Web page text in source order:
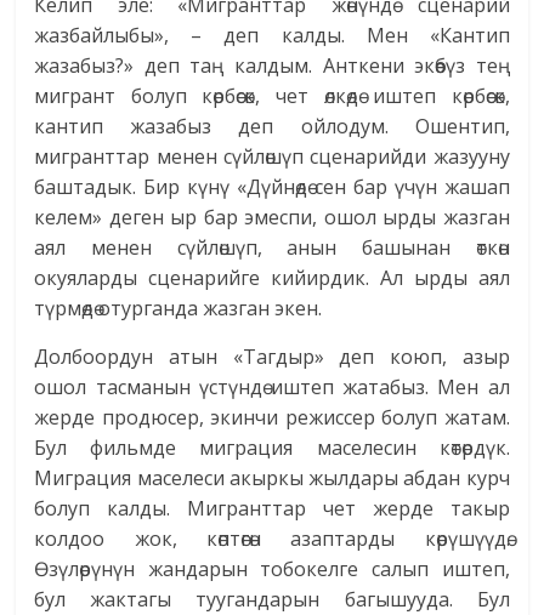
жазбайлыбы», – деп калды. Мен «Кантип
жазабыз?» деп таң калдым. Анткени экөөбүз тең
мигрант болуп көрбөсөк, чет өлкөдө иштеп көрбөсөк,
кантип жазабыз деп ойлодум. Ошентип,
мигранттар менен сүйлөшүп сценарийди жазууну
баштадык. Бир күнү «Дүйнөдө сен бар үчүн жашап
келем» деген ыр бар эмеспи, ошол ырды жазган
аял менен сүйлөшүп, анын башынан өткөн
окуяларды сценарийге кийирдик. Ал ырды аял
түрмөдө отурганда жазган экен.
Долбоордун атын «Тагдыр» деп коюп, азыр
ошол тасманын үстүндө иштеп жатабыз. Мен ал
жерде продюсер, экинчи режиссер болуп жатам.
Бул фильмде миграция маселесин көтөрдүк.
Миграция маселеси акыркы жылдары абдан курч
болуп калды. Мигранттар чет жерде такыр
колдоо жок, көптөгөн азаптарды көрүшүүдө.
Өзүлөрүнүн жандарын тобокелге салып иштеп,
бул жактагы туугандарын багышууда. Бул